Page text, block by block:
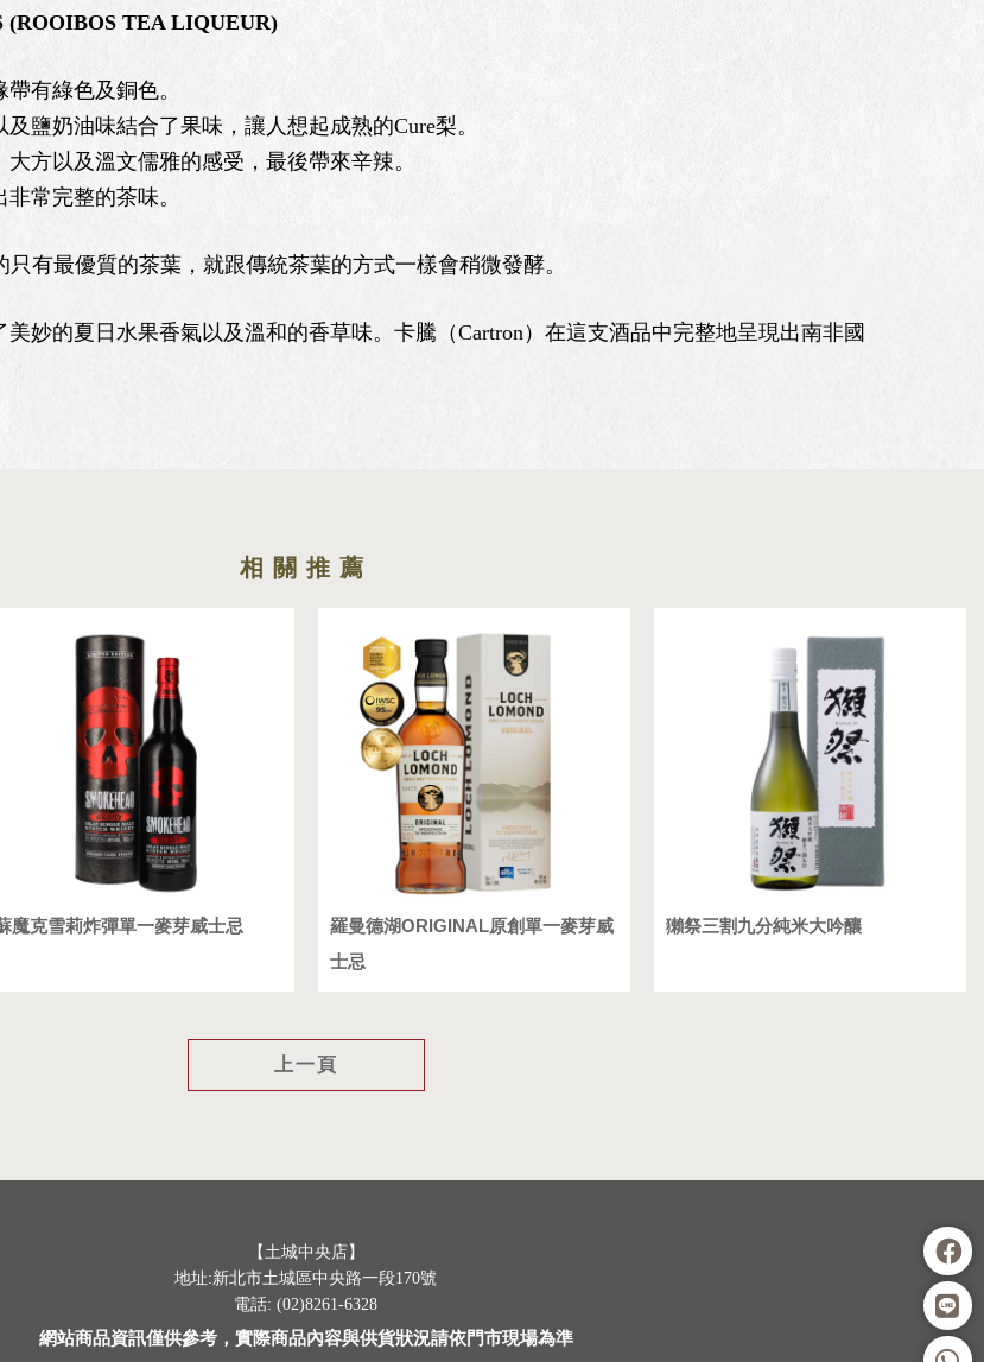
TEA LIQUEUR)
有綠色及銅色。
鹽奶油味結合了果味，讓人想起成熟的Cure梨。
方以及溫文儒雅的感受，最後帶來辛辣。
常完整的茶味。
有最優質的茶葉，就跟傳統茶葉的方式一樣會稍微發酵。
的夏日水果香氣以及溫和的香草味。卡騰（Cartron）在這支酒品中完整地呈現出南非國
魔克雪莉炸彈單一麥芽威士忌
羅曼德湖ORIGINAL原創單一麥芽威
士忌
獺祭三割九分純米大吟釀
上一頁
【土城中央店】
地址:新北市土城區中央路一段170號
電話: (02)8261-6328
網站商品資訊僅供參考，實際商品內容與供貨狀況請依門市現場為準